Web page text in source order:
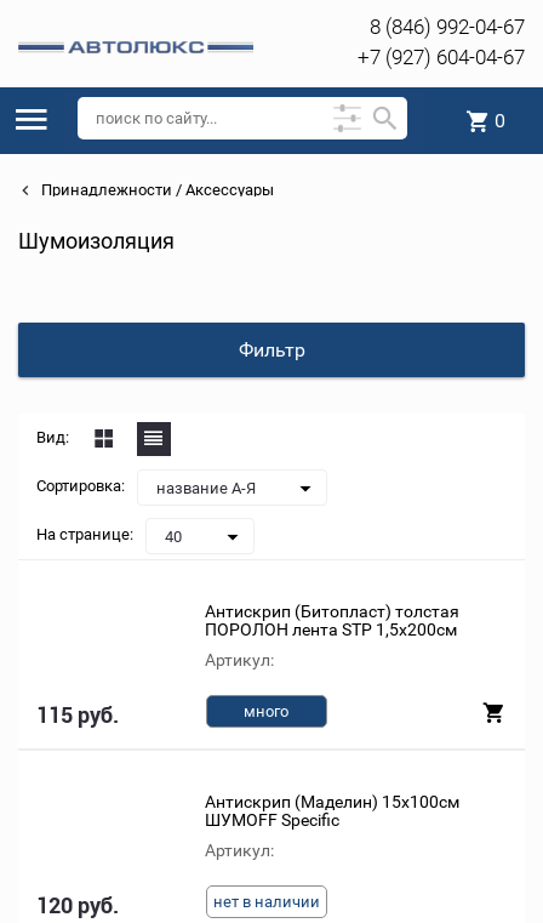
8 (846) 992-04-67
+7 (927) 604-04-67
0
Принадлежности / Аксессуары
Шумоизоляция
Фильтр
Вид:
Сортировка: название А-Я
На странице: 40
Антискрип (Битопласт) толстая
ПОРОЛОН лента STP 1,5х200см
Артикул:
115 руб. много
Антискрип (Маделин) 15х100см
ШУМОFF Specific
Артикул:
120 руб. нет в наличии